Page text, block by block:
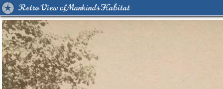
Retro View of Mankind's Habitat